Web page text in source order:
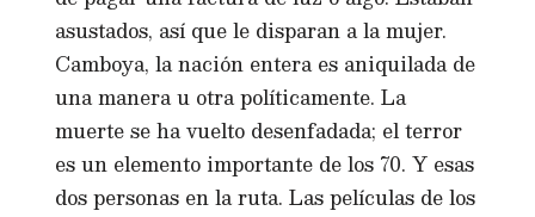
asustados, así que le disparan a la mujer.
Camboya, la nación entera es aniquilada de
una manera u otra políticamente. La
muerte se ha vuelto desenfadada; el terror
es un elemento importante de los 70. Y esas
dos personas en la ruta. Las películas de los